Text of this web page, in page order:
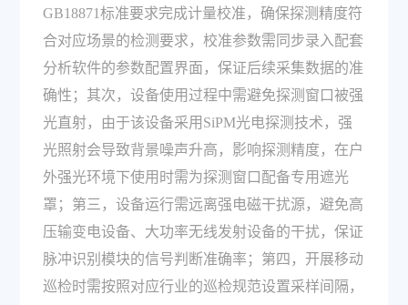
GB18871标准要求完成计量校准，确保探测精度符
合对应场景的检测要求，校准参数需同步录入配套
分析软件的参数配置界面，保证后续采集数据的准
确性；其次，设备使用过程中需避免探测窗口被强
光直射，由于该设备采用SiPM光电探测技术，强
光照射会导致背景噪声升高，影响探测精度，在户
外强光环境下使用时需为探测窗口配备专用遮光
罩；第三，设备运行需远离强电磁干扰源，避免高
压输变电设备、大功率无线发射设备的干扰，保证
脉冲识别模块的信号判断准确率；第四，开展移动
巡检时需按照对应行业的巡检规范设置采样间隔，